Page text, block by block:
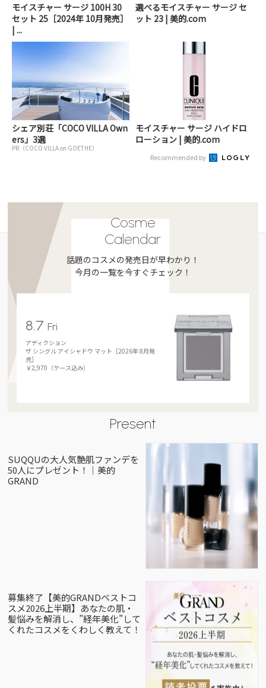
モイスチャー サージ 100H 30
セット 25［2024年 10月発売］
| ...
選べるモイスチャー サージ セ
ット 23 | 美的.com
シェア別荘「COCO VILLA Own
ers」3選
PR（COCO VILLA on GOETHE）
モイスチャー サージ ハイドロ
ローション | 美的.com
Recommended by
Cosme
Calendar
話題のコスメの発売日が早わかり！
今月の一覧を今すぐチェック！
8.7Fri
アディクション
ザ シングル アイシャドウ マット［2026年 8月発
売］
￥2,970（ケース込み）
Present
SUQQUの大人気艶肌ファンデを
50人にプレゼント！｜美的
GRAND
募集終了【美的GRANDベストコ
スメ2026上半期】あなたの肌・
髪悩みを解消し、”経年美化”して
くれたコスメをくわしく教えて！